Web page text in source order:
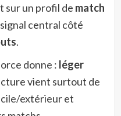
sur un profil de match
signal central côté
.
donne : léger
vient surtout de
extérieur et